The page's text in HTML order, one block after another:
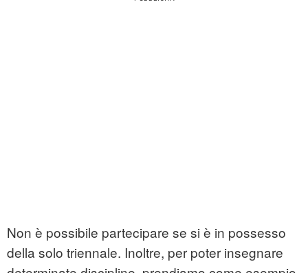
Non è possibile partecipare se si è in possesso
della solo triennale. Inoltre, per poter insegnare